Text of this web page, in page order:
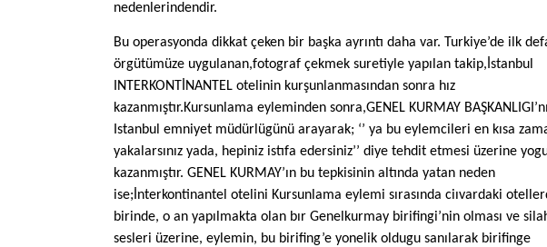
nedenlerindendir.
Bu operasyonda dikkat çeken bir başka ayrıntı daha var. Turkiye’de ilk
örgütümüze uygulanan,fotograf çekmek suretiyle yapılan takip,İstanbul
INTERKONTİNANTEL otelinin kurşunlanmasından sonra hız
kazanmıştır.Kursunlama eyleminden sonra,GENEL KURMAY
Istanbul emniyet müdürlügünü arayarak; ‘’ ya bu eylemcileri en kısa
yakalarsınız yada, hepiniz istıfa edersiniz’’ diye tehdit etmesi üzerine
kazanmıştır. GENEL KURMAY’ın bu tepkisinin altında yatan neden
ise;İnterkontinantel otelini Kursunlama eylemi sırasında ciıvardaki
birinde, o an yapılmakta olan bır Genelkurmay birifingi’nin olması ve
sesleri üzerine, eylemin, bu birifing’e yonelik oldugu sanılarak birifinge